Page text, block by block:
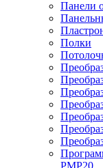
Панели
Полки
PMP20